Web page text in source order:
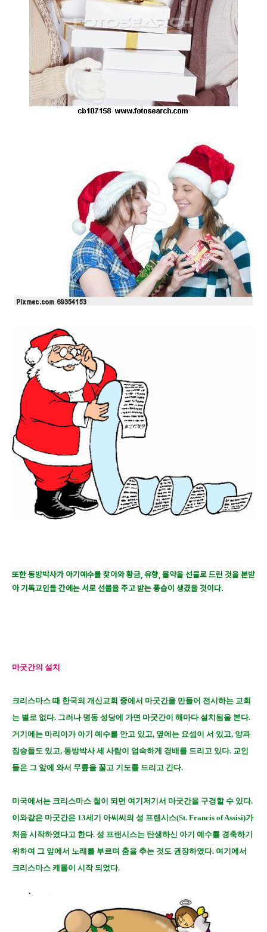
또한 동방박사가 아기예수를 찾아와 황금, 유향, 몰약을 선물로 드린 것을 본받
아 기독교인들 간에는 서로 선물을 주고 받는 풍습이 생겼을 것이다.
마굿간의 설치
크리스마스 때 한국의 개신교회 중에서 마굿간을 만들어 전시하는 교회
는 별로 없다. 그러나 명동 성당에 가면 마굿간이 해마다 설치됨을 본다.
거기에는 마리아가 아기 예수를 안고 있고, 옆에는 요셉이 서 있고, 양과
짐승들도 있고, 동방박사 세 사람이 엄숙하게 경배를 드리고 있다. 교인
들은 그 앞에 와서 무릎을 꿇고 기도를 드리고 간다.
미국에서는 크리스마스 철이 되면 여기저기서 마굿간을 구경할 수 있다.
이와같은 마굿간은 13세기 아씨씨의 성 프랜시스(St. Francis of Assisi)가
처음 시작하였다고 한다. 성 프랜시스는 탄생하신 아기 예수를 경축하기
위하여 그 앞에서 노래를 부르며 춤을 추는 것도 권장하였다. 여기에서
크리스마스 캐롤이 시작 되었다.